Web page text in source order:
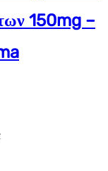
150mg –